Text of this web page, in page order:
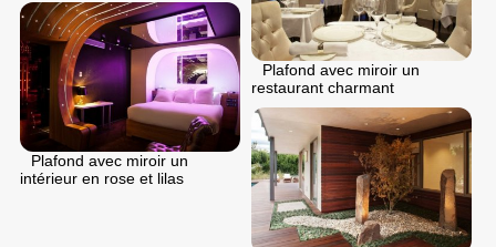
Plafond avec miroir un
restaurant charmant
Plafond avec miroir un
intérieur en rose et lilas